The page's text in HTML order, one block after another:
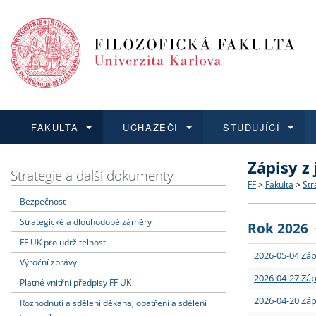
FAKULTA
Dozvědět se více
Struktura
Strategie
Podpora
UCHAZEČI
Podat přihlášku
Co
Učitelské
STUDUJÍCÍ
Dozvědět se více
Rigorózní
Dozvědět se více
O vědě a
Granty a
Dozvědět se více
Aktuální
Strategie a další dokumenty
Bezpečnost
Strategické a dlouhodobé záměry
FF UK pro udržitelnost
Výroční zprávy
Platné vnitřní předpisy FF UK
Rozhodnutí a sdělení děkana, opatření a sdělení
Zápisy
FF > Fakulta >
Rok 2026
2026-05-04
2026-04-27
2026-04-20